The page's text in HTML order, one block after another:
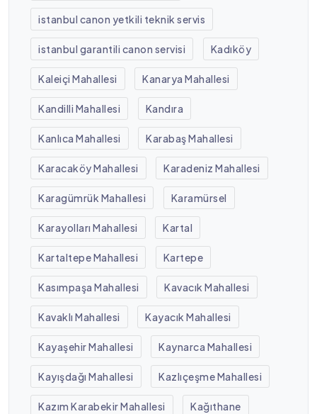
istanbul canon yetkili teknik servis
istanbul garantili canon servisi Kadıköy
Kaleiçi Mahallesi Kanarya Mahallesi
Kandilli Mahallesi Kandıra
Kanlıca Mahallesi Karabaş Mahallesi
Karacaköy Mahallesi Karadeniz Mahallesi
Karagümrük Mahallesi Karamürsel
Karayolları Mahallesi Kartal
Kartaltepe Mahallesi Kartepe
Kasımpaşa Mahallesi Kavacık Mahallesi
Kavaklı Mahallesi Kayacık Mahallesi
Kayaşehir Mahallesi Kaynarca Mahallesi
Kayışdağı Mahallesi Kazlıçeşme Mahallesi
Kazım Karabekir Mahallesi Kağıthane